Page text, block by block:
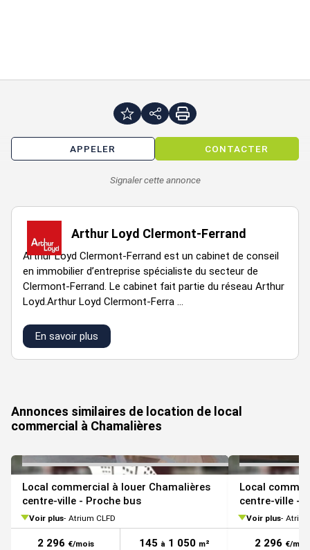
local
demi
reserves/coin
40 m²
sous-sol caves
APPELER CONTACTER
Signaler cette annonce
Arthur Loyd Clermont-Ferrand
Arthur Loyd Clermont-Ferrand est un cabinet de conseil
en immobilier d’entreprise spécialiste du secteur de
Clermont-Ferrand. Le cabinet fait partie du réseau Arthur
Loyd.Arthur Loyd Clermont-Ferra ...
En savoir plus
Annonces similaires de location de local
commercial à Chamalières
Local commercial à louer Chamalières
centre-ville - Proche bus
Voir plus Atrium CLFD
2 296 €/mois 145 à 1 050 m²
Local
centre-ville -
Voir plus
2 296 €/